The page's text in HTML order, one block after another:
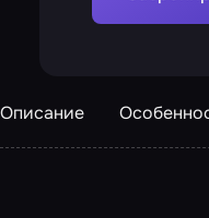
Описание